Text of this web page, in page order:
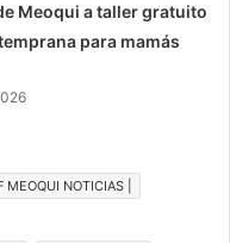
Meoqui a taller gratuito
para mamás
MEOQUI NOTICIAS |